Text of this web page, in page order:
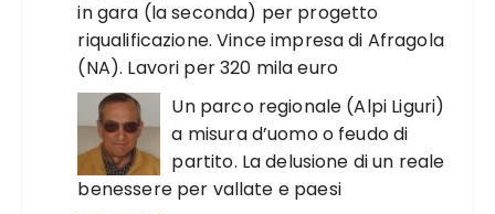
in gara (la seconda) per progetto
riqualificazione. Vince impresa di Afragola
(NA). Lavori per 320 mila euro
Un parco regionale (Alpi Liguri)
a misura d’uomo o feudo di
partito. La delusione di un reale
benessere per vallate e paesi